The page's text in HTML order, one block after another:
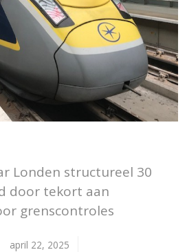
Londen structureel 30
door tekort aan
grenscontroles
april 22, 2025